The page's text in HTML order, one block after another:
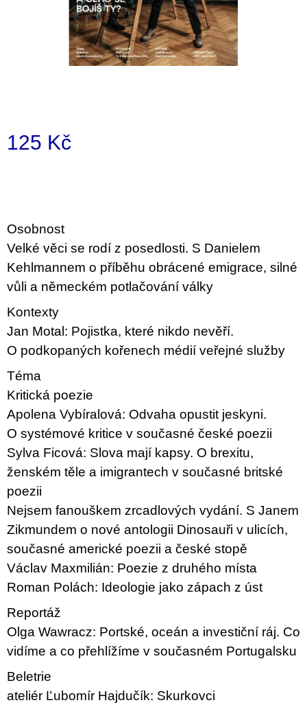
125 Kč
Osobnost
Velké věci se rodí z posedlosti. S Danielem
Kehlmannem o příběhu obrácené emigrace, silné
vůli a německém potlačování války
Kontexty
Jan Motal: Pojistka, které nikdo nevěří.
O podkopaných kořenech médií veřejné služby
Téma
Kritická poezie
Apolena Vybíralová: Odvaha opustit jeskyni.
O systémové kritice v současné české poezii
Sylva Ficová: Slova mají kapsy. O brexitu,
ženském těle a imigrantech v současné britské
poezii
Nejsem fanouškem zrcadlových vydání. S Janem
Zikmundem o nové antologii Dinosauři v ulicích,
současné americké poezii a české stopě
Václav Maxmilián: Poezie z druhého místa
Roman Polách: Ideologie jako zápach z úst
Reportáž
Olga Wawracz: Portské, oceán a investiční ráj. Co
vidíme a co přehlížíme v současném Portugalsku
Beletrie
ateliér Ľubomír Hajdučík: Skurkovci
e
r
c
m
m
n
d
VÝVAR
NEJEN
ROMSKÉ
RECEPTY
PRO
SNESITELNĚJŠÍ
KLIMA
300
Kč
Was:
350
Kč